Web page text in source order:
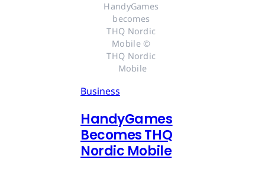
HandyGames
becomes
THQ Nordic
Mobile ©
THQ Nordic
Mobile
Business
HandyGames
Becomes THQ
Nordic Mobile